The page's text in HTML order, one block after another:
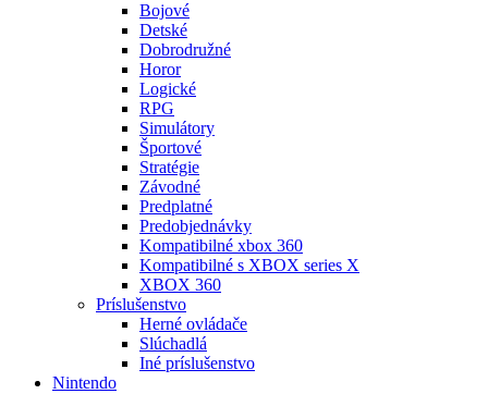
Bojové
Detské
Dobrodružné
Horor
Logické
RPG
Simulátory
Športové
Stratégie
Závodné
Predplatné
Predobjednávky
Kompatibilné xbox 360
Kompatibilné s XBOX series X
XBOX 360
Príslušenstvo
Herné ovládače
Slúchadlá
Iné príslušenstvo
Nintendo